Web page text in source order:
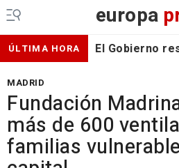
europa
ÚLTIMA HORA El Gobierno
MADRID
Fundación
más de 600
familias